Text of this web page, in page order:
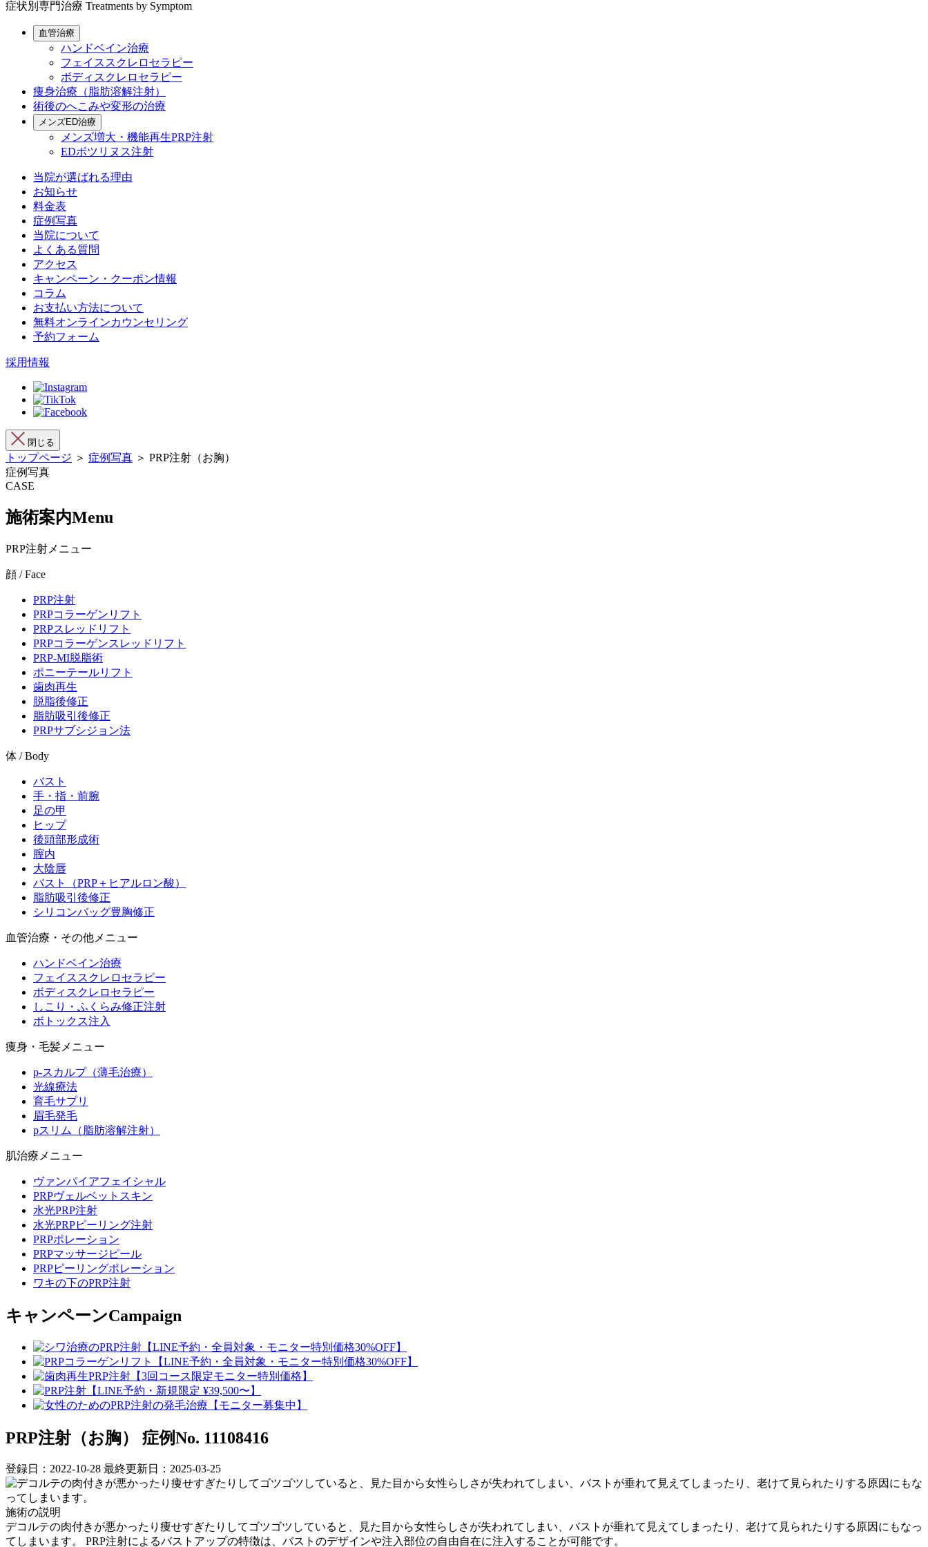
症状別専門治療 Treatments by Symptom
血管治療
ハンドベイン治療
フェイススクレロセラピー
ボディスクレロセラピー
痩身治療（脂肪溶解注射）
術後のへこみや変形の治療
メンズED治療
メンズ増大・機能再生PRP注射
EDボツリヌス注射
当院が選ばれる理由
お知らせ
料金表
症例写真
当院について
よくある質問
アクセス
キャンペーン・クーポン情報
コラム
お支払い方法について
無料オンラインカウンセリング
予約フォーム
採用情報
閉じる
トップページ ＞ 症例写真 ＞ PRP注射（お胸）
症例写真
CASE
施術案内Menu
PRP注射メニュー
顔 / Face
PRP注射
PRPコラーゲンリフト
PRPスレッドリフト
PRPコラーゲンスレッドリフト
PRP-MI脱脂術
ポニーテールリフト
歯肉再生
脱脂後修正
脂肪吸引後修正
PRPサブシジョン法
体 / Body
バスト
手・指・前腕
足の甲
ヒップ
後頭部形成術
膣内
大陰唇
バスト（PRP＋ヒアルロン酸）
脂肪吸引後修正
シリコンバッグ豊胸修正
血管治療・その他メニュー
ハンドベイン治療
フェイススクレロセラピー
ボディスクレロセラピー
しこり・ふくらみ修正注射
ボトックス注入
痩身・毛髪メニュー
p-スカルプ（薄毛治療）
光線療法
育毛サプリ
眉毛発毛
pスリム（脂肪溶解注射）
肌治療メニュー
ヴァンパイアフェイシャル
PRPヴェルベットスキン
水光PRP注射
水光PRPピーリング注射
PRPポレーション
PRPマッサージピール
PRPピーリングポレーション
ワキの下のPRP注射
キャンペーンCampaign
PRP注射（お胸） 症例No. 11108416
登録日：2022-10-28 最終更新日：2025-03-25
施術の説明
デコルテの肉付きが悪かったり痩せすぎたりしてゴツゴツしていると、見た目から女性らしさが失われてしまい、バストが垂れて見えてしまったり、老けて見られたりする原因にもなっ
てしまいます。 PRP注射によるバストアップの特徴は、バストのデザインや注入部位の自由自在に注入することが可能です。